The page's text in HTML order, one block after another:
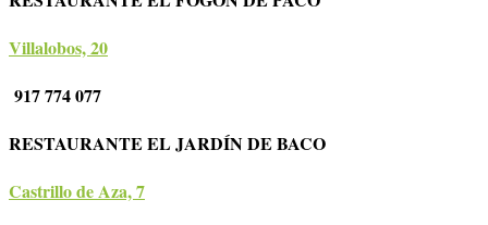
Villalobos, 20
917 774 077
RESTAURANTE EL JARDÍN DE BACO
Castrillo de Aza, 7